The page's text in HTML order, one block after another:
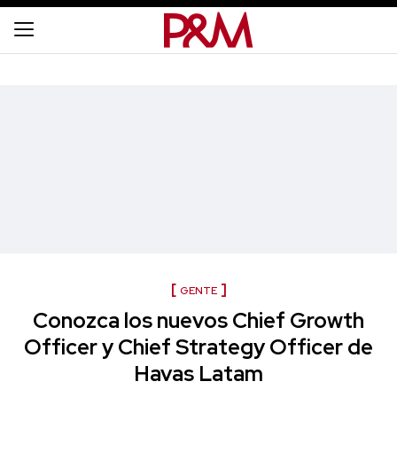
GENTE
Conozca los nuevos Chief Growth
Officer y Chief Strategy Officer de
Havas Latam